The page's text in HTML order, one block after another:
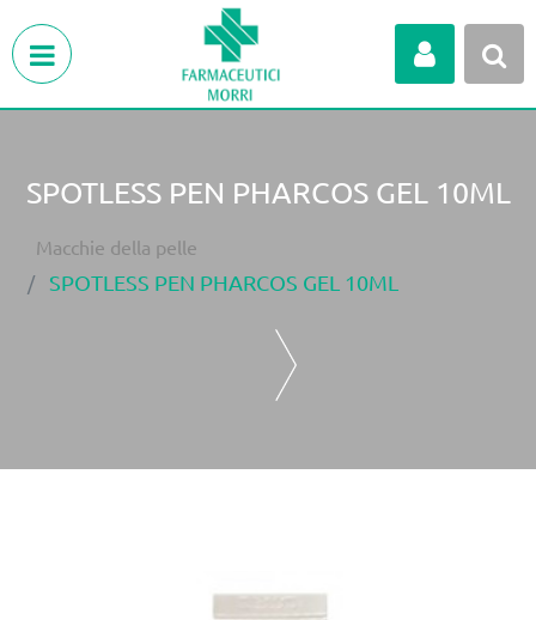
SPOTLESS PEN PHARCOS GEL 10ML
Macchie della pelle
SPOTLESS PEN PHARCOS GEL 10ML